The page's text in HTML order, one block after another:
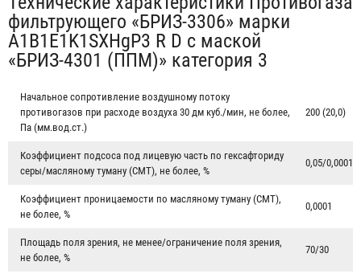
фильтрующего «БРИЗ-3306» марки
A1B1E1K1SXHgP3 R D с маской
«БРИЗ-4301 (ППМ)» категория 3
Начальное сопротивление воздушному потоку
противогазов при расходе воздуха 30 дм куб./мин, не более,
Па (мм.вод.ст.)
200 (20,0)
Коэффициент подсоса под лицевую часть по гексафториду
серы/масляному туману (СМТ), не более, %
0,05/0,0001
Коэффициент проницаемости по масляному туману (СМТ),
не более, %
0,0001
Площадь поля зрения, не менее/ограничение поля зрения,
не более, %
70/30